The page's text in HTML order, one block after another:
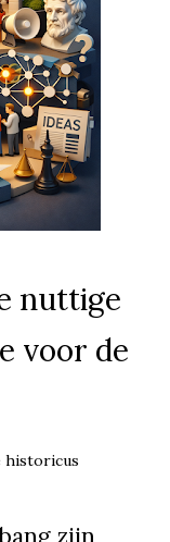
nuttige
voor de
historicus
zijn